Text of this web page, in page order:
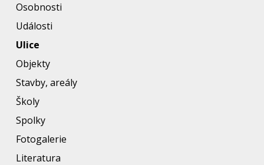
Osobnosti
Události
Ulice
Objekty
Stavby, areály
Školy
Spolky
Fotogalerie
Literatura